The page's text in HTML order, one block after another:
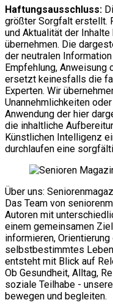
Haftungsausschluss:
größter Sorgfalt erstellt.
und Aktualität der
übernehmen. Die
der neutralen
Empfehlung, Anweisung
ersetzt keinesfalls die
Experten. Wir
Unannehmlichkeiten
Anwendung der hier
die inhaltliche
Künstlichen Intelligenz
durchlaufen eine
Über uns:
Das Team von
Autoren mit
einem gemeinsamen
informieren,
selbstbestimmtes
entsteht mit Blick auf
Ob Gesundheit, Alltag,
soziale Teilhabe -
bewegen und begleiten.